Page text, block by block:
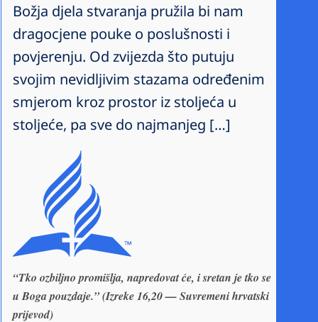
Božja djela stvaranja pružila bi nam
dragocjene pouke o poslušnosti i
povjerenju. Od zvijezda što putuju
svojim nevidljivim stazama određenim
smjerom kroz prostor iz stoljeća u
stoljeće, pa sve do najmanjeg […]
“Tko ozbiljno promišlja, napredovat će, i sretan je tko se
u Boga pouzdaje.” (Izreke 16,20 — Suvremeni hrvatski
prijevod)